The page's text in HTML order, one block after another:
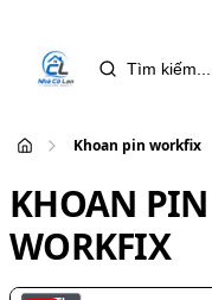
Khoan pin workfix
KHOAN PIN
WORKFIX